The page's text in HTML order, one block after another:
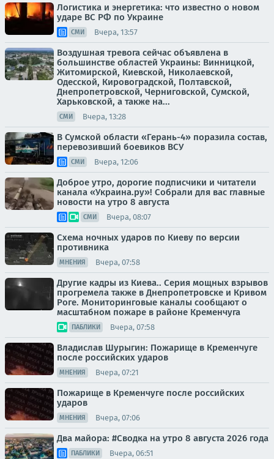
Логистика и энергетика: что известно о новом
ударе ВС РФ по Украине
СМИ Вчера, 13:57
Воздушная тревога сейчас объявлена в
большинстве областей Украины: Винницкой,
Житомирской, Киевской, Николаевской,
Одесской, Кировоградской, Полтавской,
Днепропетровской, Черниговской, Сумской,
Харьковской, а также на...
СМИ Вчера, 13:28
В Сумской области «Герань-4» поразила состав,
перевозивший боевиков ВСУ
СМИ Вчера, 12:06
Доброе утро, дорогие подписчики и читатели
канала «Украина.ру»! Собрали для вас главные
новости на утро 8 августа
СМИ Вчера, 08:07
Схема ночных ударов по Киеву по версии
противника
МНЕНИЯ Вчера, 07:58
Другие кадры из Киева.. Серия мощных взрывов
прогремела также в Днепропетровске и Кривом
Роге. Мониторинговые каналы сообщают о
масштабном пожаре в районе Кременчуга
ПАБЛИКИ Вчера, 07:58
Владислав Шурыгин: Пожарище в Кременчуге
после российских ударов
МНЕНИЯ Вчера, 07:21
Пожарище в Кременчуге после российских
ударов
МНЕНИЯ Вчера, 07:06
Два майора: #Сводка на утро 8 августа 2026 года
ПАБЛИКИ Вчера, 06:51